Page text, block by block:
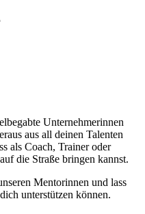
Unternehmerinnen
aus all deinen Talenten
als Coach, Trainer oder
die Straße bringen kannst.
Mentorinnen und lass
unterstützen können.